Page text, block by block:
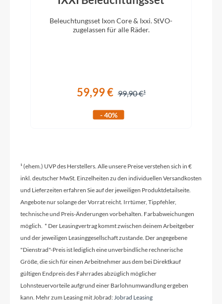
Hinterrad Nabe
Shimano FH-TX505, QR, Centerlock
Griffe
Schaltwerk
Rahmenmaterial
Aluminium Lite
Kurbelgarnitur
Sram SX Eagle™ Powerspline, 32T, 175mm
Beleuchtungsset Ixon Core & Ixxi. StVO-
zugelassen für alle Räder.
59,99 € 99,90 €
- 40%
¹ (ehem.) UVP des Herstellers. Alle unsere Preise verstehen sich in €
inkl. deutscher MwSt. Einzelheiten zu den individuellen Versandkosten
und Lieferzeiten erfahren Sie auf der jeweiligen Produktdetailseite.
Angebote nur solange der Vorrat reicht. Irrtümer, Tippfehler,
technische und Preis-Änderungen vorbehalten. Farbabweichungen
möglich. * Der Leasingvertrag kommt zwischen deinem Arbeitgeber
und der jeweiligen Leasinggesellschaft zustande. Der angegebene
"Dienstrad"-Preis ist lediglich eine unverbindliche rechnerische
Größe, die sich für einen Arbeitnehmer aus dem bei Direktkauf
gültigen Endpreis des Fahrrades abzüglich möglicher
Lohnsteuervorteile aufgrund einer Barlohnumwandlung ergeben
kann. Mehr zum Leasing mit Jobrad:Jobrad Leasing